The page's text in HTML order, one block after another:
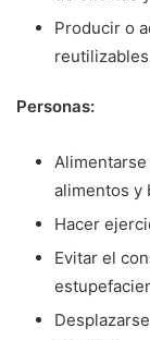
Producir o
Personas:
alimentos y
Hacer
Evitar el